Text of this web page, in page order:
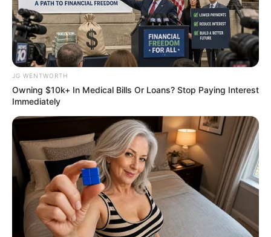
Remember Hensel Twins? Take A Deep Breath Before
You See Them Now
JG WENTWORTH
Owning $10k+ In Medical Bills Or Loans? Stop Paying Interest
Immediately